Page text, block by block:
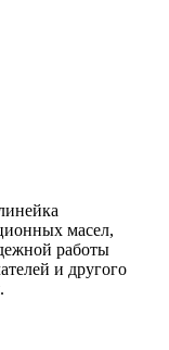
масел,
работы
и другого